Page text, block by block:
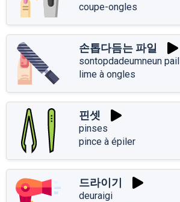
coupe-ongles
손톱다듬는 파일
sontopdadeumneun pail
lime à ongles
핀셋
pinses
pince à épiler
드라이기
deuraigi